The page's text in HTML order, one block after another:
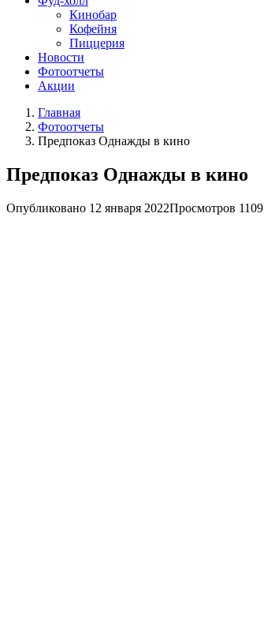
Кинобар
Кофейня
Пиццерия
Новости
Фотоотчеты
Акции
Главная
Фотоотчеты
Предпоказ Однажды в кино
Предпоказ Однажды в кино
Опубликовано 12 января 2022Просмотров 1109